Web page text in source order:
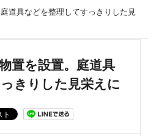
道具などを整理してすっきりした見
置を設置。庭道具
きりした見栄えに